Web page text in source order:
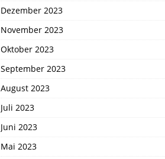
Dezember 2023
November 2023
Oktober 2023
September 2023
August 2023
Juli 2023
Juni 2023
Mai 2023